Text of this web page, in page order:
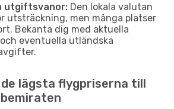
utgiftsvanor: Den lokala valutan
utsträckning, men många platser
Bekanta dig med aktuella
eventuella utländska
lägsta flygpriserna till